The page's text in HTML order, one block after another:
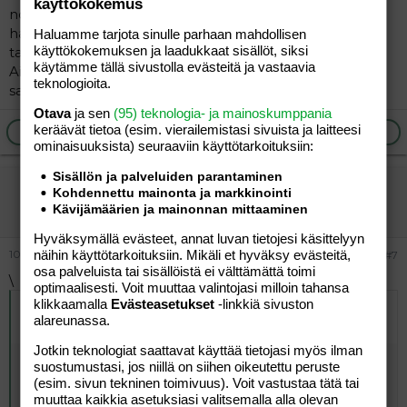
normaalisti sairastettuna se on sarjassamme
harmittomat lastentaudit. Jos on joku muu sairaus
taustalla harkitsisivat asiaa.
Ainakin itse tulin siihen tulokseen että ei rokoteta,
sairastetaan sitten kun on tullakseen.
Vastaa
Ilmoita asiaton viesti
heitukka
Jäsen
10.04.2005 #7
\
Alkuperäinen kirjoittaja09.04.2005 klo 20:35 Himputti
kirjoitti:
Vesirokkorokote ja mpr on ihan kaks eri asiaa!!!
(käsittääkseni mpr on tuhkarokkoa vastaan!?) :attn: :attn:
:attn:
käyttökokemus
Haluamme tarjota sinulle parhaan mahdollisen
käyttökokemuksen ja laadukkaat sisällöt, siksi
käytämme tällä sivustolla evästeitä ja vastaavia
teknologioita.
Otavaja sen (95) teknologia- ja mainoskumppania
keräävät tietoa (esim. vierailemis­tasi sivuista ja laitteesi
ominaisuuk­sista) seuraaviin käyttötarkoituksiin:
Sisällön ja palveluiden parantaminen
Kohdennettu mainonta ja markkinointi
Kävijämäärien ja mainonnan mittaaminen
Hyväksymällä evästeet, annat luvan tietojesi käsittelyyn
näihin käyttötarkoituksiin. Mikäli et hyväksy evästeitä,
osa palveluista tai sisällöistä ei välttämättä toimi
optimaalisesti. Voit muuttaa valintojasi milloin tahansa
klikkaamalla Evästeasetukset -linkkiä sivuston
alareunassa.
Jotkin teknologiat saattavat käyttää tietojasi myös ilman
suostumustasi, jos niillä on siihen oikeutettu peruste
(esim. sivun tekninen toimivuus). Voit vastustaa tätä tai
muuttaa kaikkia asetuksiasi valitsemalla alla olevan